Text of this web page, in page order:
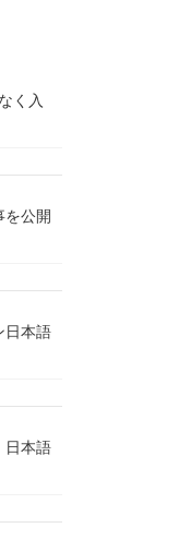
く入
を公開
日本語
日本語